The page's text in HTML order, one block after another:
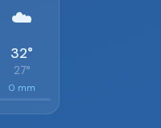
☁️
32°
27°
0 mm